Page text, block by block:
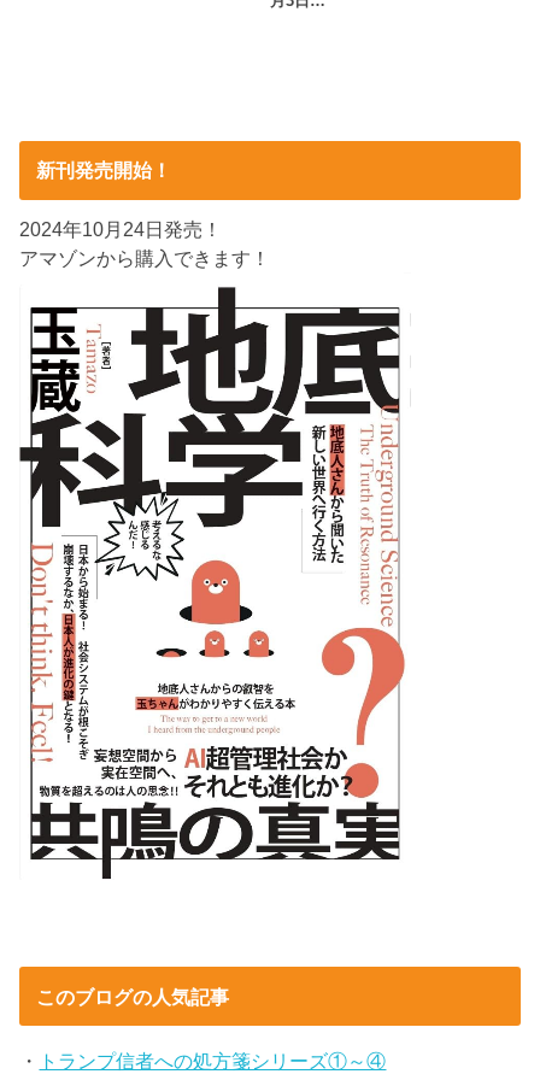
新刊発売開始！
2024年10月24日発売！
アマゾンから購入できます！
このブログの人気記事
・ トランプ信者への処方箋シリーズ①～④